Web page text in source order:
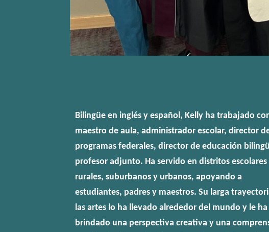
Bilingüe en inglés y español, Kelly ha trabajado
maestro de aula, administrador escolar, director
programas federales, director de educación
profesor adjunto. Ha servido en distritos escolares
rurales, suburbanos y urbanos, apoyando a
estudiantes, padres y maestros. Su larga
las artes lo ha llevado alrededor del mundo y le ha
brindado una perspectiva creativa y una